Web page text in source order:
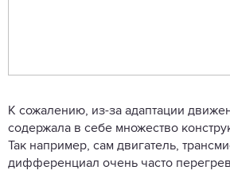
К сожалению, из-за адаптации
содержала в себе множество
Так например, сам двигатель,
дифференциал очень часто